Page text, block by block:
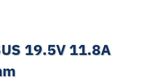
19.5V 11.8A